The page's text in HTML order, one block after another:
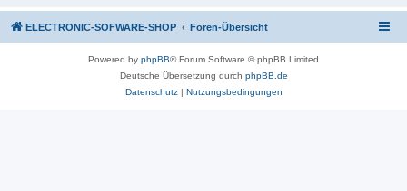
ELECTRONIC-SOFWARE-SHOP Foren-Übersicht
Powered by phpBB® Forum Software © phpBB Limited
Deutsche Übersetzung durch phpBB.de
Datenschutz| Nutzungsbedingungen